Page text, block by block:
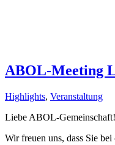
ABOL-Meeting
Highlights, Veranstaltung
Liebe ABOL-Gemeinschaft!
Wir freuen uns, dass Sie